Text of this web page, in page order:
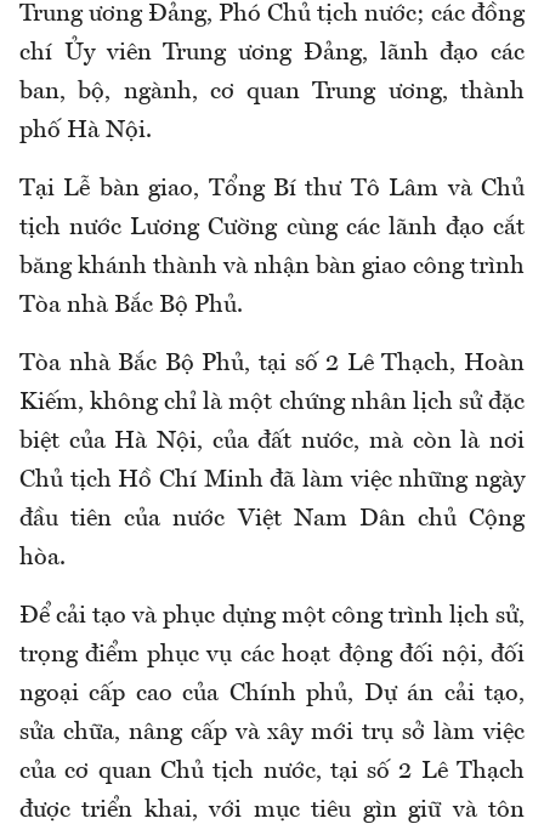
Trung ương Đảng, Phó Chủ tịch nước; các đồng
chí Ủy viên Trung ương Đảng, lãnh đạo các
ban, bộ, ngành, cơ quan Trung ương, thành
phố Hà Nội.
Tại Lễ bàn giao, Tổng Bí thư Tô Lâm và Chủ
tịch nước Lương Cường cùng các lãnh đạo cắt
băng khánh thành và nhận bàn giao công trình
Tòa nhà Bắc Bộ Phủ.
Tòa nhà Bắc Bộ Phủ, tại số 2 Lê Thạch, Hoàn
Kiếm, không chỉ là một chứng nhân lịch sử đặc
biệt của Hà Nội, của đất nước, mà còn là nơi
Chủ tịch Hồ Chí Minh đã làm việc những ngày
đầu tiên của nước Việt Nam Dân chủ Cộng
hòa.
Để cải tạo và phục dựng một công trình lịch sử,
trọng điểm phục vụ các hoạt động đối nội, đối
ngoại cấp cao của Chính phủ, Dự án cải tạo,
sửa chữa, nâng cấp và xây mới trụ sở làm việc
của cơ quan Chủ tịch nước, tại số 2 Lê Thạch
được triển khai, với mục tiêu gìn giữ và tôn